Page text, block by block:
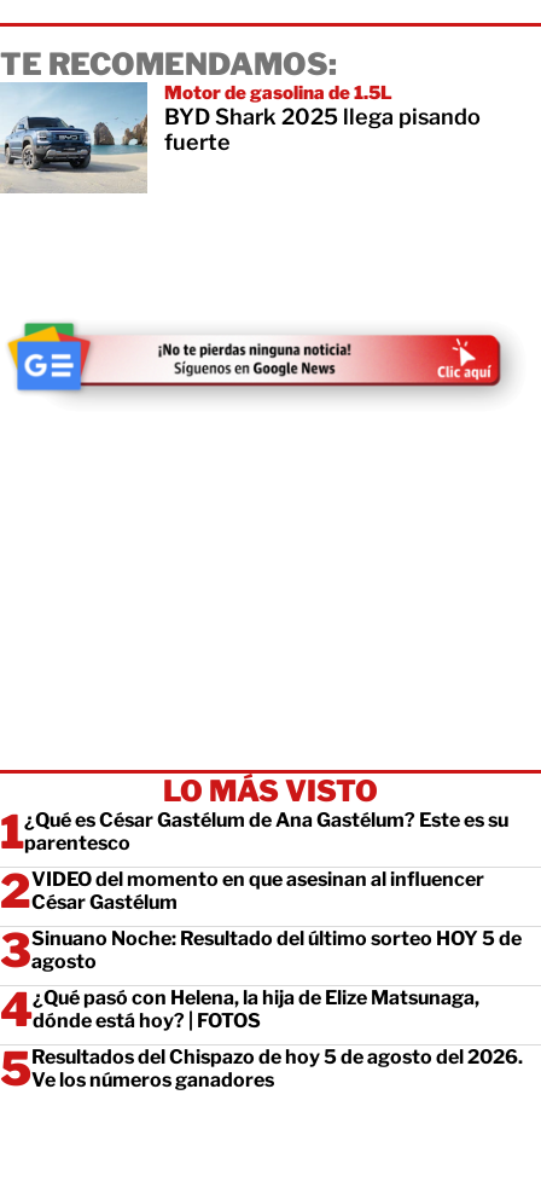
TE RECOMENDAMOS:
Motor de gasolina de 1.5L
BYD Shark 2025 llega pisando
fuerte
LO MÁS VISTO
¿Qué es César Gastélum de Ana Gastélum? Este es su
parentesco
VIDEO del momento en que asesinan al influencer
César Gastélum
Sinuano Noche: Resultado del último sorteo HOY 5 de
agosto
¿Qué pasó con Helena, la hija de Elize Matsunaga,
dónde está hoy? | FOTOS
Resultados del Chispazo de hoy 5 de agosto del 2026.
Ve los números ganadores